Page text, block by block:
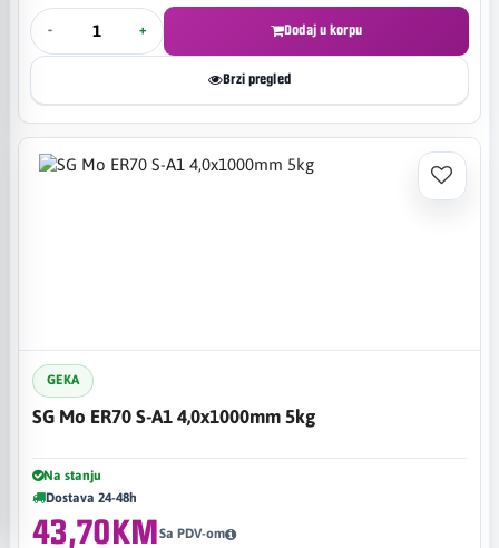
- + Dodaj u korpu
Brzi pregled
GEKA
SG Mo ER70 S-A1 4,0x1000mm 5kg
Na stanju
Dostava 24-48h
43,70KMSa PDV-om